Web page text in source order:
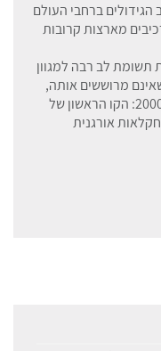
ברחבי העולם
מארצות קרובות
תשומת לב רבה למגוון
שאינם מרוששים אותה,
Cannamela Bionatura הושקה בשנת 2000: הקו הראשון של
אורגנית